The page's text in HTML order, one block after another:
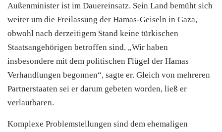
Außenminister ist im Dauereinsatz. Sein Land bemüht sich
weiter um die Freilassung der Hamas-Geiseln in Gaza,
obwohl nach derzeitigem Stand keine türkischen
Staatsangehörigen betroffen sind. „Wir haben
insbesondere mit dem politischen Flügel der Hamas
Verhandlungen begonnen“, sagte er. Gleich von mehreren
Partnerstaaten sei er darum gebeten worden, ließ er
verlautbaren.
Komplexe Problemstellungen sind dem ehemaligen